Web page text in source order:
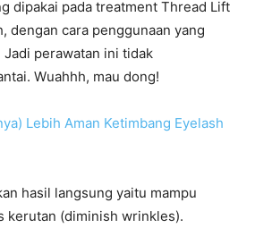
dipakai pada treatment Thread Lift
dengan cara penggunaan yang
perawatan ini tidak
Wuahhh, mau dong!
Lebih Aman Ketimbang Eyelash
hasil langsung yaitu mampu
kerutan (diminish wrinkles).